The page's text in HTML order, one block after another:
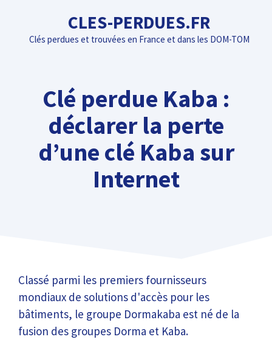
contenu
CLES-PERDUES.FR
Clés perdues et trouvées en France et dans les DOM-TOM
Clé perdue Kaba :
déclarer la perte
d’une clé Kaba sur
Internet
Classé parmi les premiers fournisseurs
mondiaux de solutions d'accès pour les
bâtiments, le groupe Dormakaba est né de la
fusion des groupes Dorma et Kaba.